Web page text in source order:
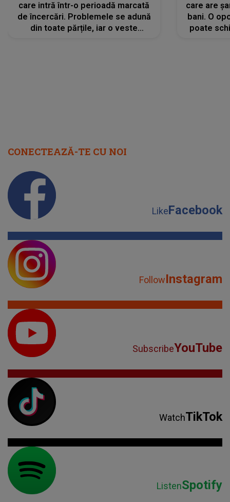
care intră într-o perioadă marcată
de încercări. Problemele se adună
din toate părțile, iar o veste
care are
bani. O
poate
CONECTEAZĂ-TE CU NOI
LikeFacebook
FollowInstagram
SubscribeYouTube
WatchTikTok
ListenSpotify